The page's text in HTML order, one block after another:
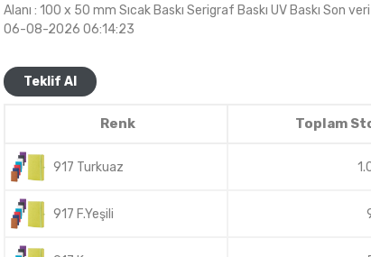
Alanı : 100 x 50 mm Sıcak Baskı Serigraf Baskı UV Baskı Son
06-08-2026 06:14:23
Teklif Al
Renk Toplam
917 Turkuaz
917 F.Yeşili